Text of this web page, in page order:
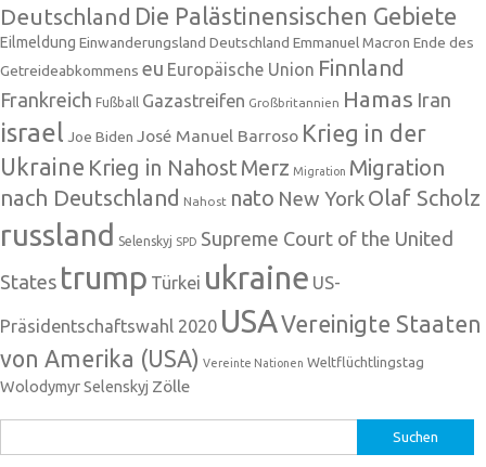
Deutschland Die Palästinensischen Gebiete
Eilmeldung Einwanderungsland Deutschland Emmanuel Macron Ende des
Getreideabkommens eu Europäische Union Finnland
Frankreich Fußball Gazastreifen Großbritannien Hamas Iran
israel Joe Biden José Manuel Barroso Krieg in der
Ukraine Krieg in NahostMerz Migration Migration
nach Deutschland Nahost nato New YorkOlaf Scholz
russland Selenskyj SPD Supreme Court of the United
States trump Türkei ukraine US-
Präsidentschaftswahl 2020 USAVereinigte Staaten
von Amerika (USA) Vereinte Nationen Weltflüchtlingstag
Wolodymyr Selenskyj Zölle
nach: